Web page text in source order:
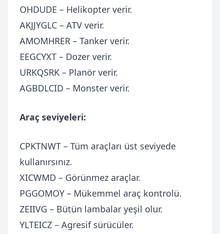
OHDUDE – Helikopter verir.
AKJJYGLC – ATV verir.
AMOMHRER – Tanker verir.
EEGCYXT – Dozer verir.
URKQSRK – Planör verir.
AGBDLCID – Monster verir.
Araç seviyeleri:
CPKTNWT – Tüm araçları üst seviyede
kullanırsınız.
XICWMD – Görünmez araçlar.
PGGOMOY – Mükemmel araç kontrolü.
ZEIIVG – Bütün lambalar yeşil olur.
YLTEICZ – Agresif sürücüler.